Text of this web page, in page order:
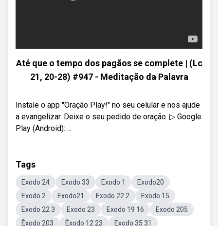
Até que o tempo dos pagãos se complete | (Lc
21, 20-28) #947 - Meditação da Palavra
Instale o app "Oração Play!" no seu celular e nos ajude
a evangelizar. Deixe o seu pedido de oração. ▷ Google
Play (Android): ...
Tags
Exodo 24 Exodo 33 Exodo 1
Exodo20
Exodo 2
Exodo21 Exodo 22 2
Exodo 15
Exodo 22 3
Exodo 23 Exodo 19 16
Exodo 205
Êxodo 203
Éxodo 12 23 Exodo 35 31